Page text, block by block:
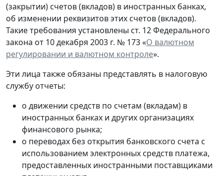
(закрытии) счетов (вкладов) в иностранных банках,
об изменении реквизитов этих счетов (вкладов).
Такие требования установлены ст. 12 Федерального
закона от 10 декабря 2003 г. № 173 «О валютном
регулировании и валютном контроле».
Эти лица также обязаны представлять в налоговую
службу отчеты:
о движении средств по счетам (вкладам) в
иностранных банках и других организациях
финансового рынка;
о переводах без открытия банковского счета с
использованием электронных средств платежа,
предоставленных иностранными поставщиками